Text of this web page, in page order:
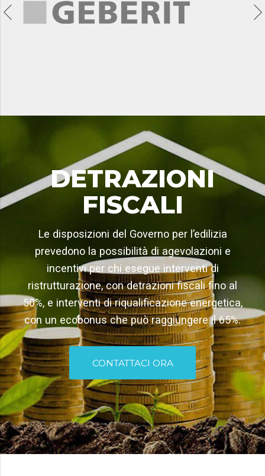
DETRAZIONI
FISCALI
Le disposizioni del Governo per l’edilizia
prevedono la possibilità di agevolazioni e
incentivi per chi esegue interventi di
ristrutturazione, con detrazioni fiscali fino al
50%, e interventi di riqualificazione energetica,
con un ecobonus che può raggiungere il 65%.
CONTATTACI ORA